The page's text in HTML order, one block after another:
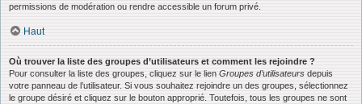
permissions de modération ou rendre accessible un forum privé.
Haut
Où trouver la liste des groupes d’utilisateurs et comment les rejoindre ?
Pour consulter la liste des groupes, cliquez sur le lien Groupes d’utilisateurs depuis
votre panneau de l’utilisateur. Si vous souhaitez rejoindre un des groupes, sélectionnez
le groupe désiré et cliquez sur le bouton approprié. Toutefois, tous les groupes ne sont